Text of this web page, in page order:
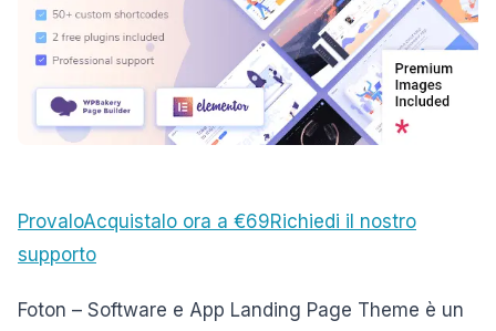
ProvaloAcquistalo ora a €69Richiedi il nostro
supporto
Foton – Software e App Landing Page Theme è un